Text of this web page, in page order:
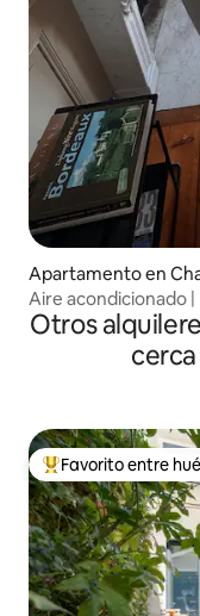
Apartamento en
Aire acondicionado |
pie de Chartrons y
Otros
Favorito entre
Favorito entre